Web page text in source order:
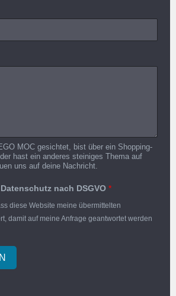
MOC gesichtet, bist über ein Shopping-
hast ein anderes steiniges Thema auf
uns auf deine Nachricht.
nach DSGVO *
diese Website meine übermittelten
damit auf meine Anfrage geantwortet werden